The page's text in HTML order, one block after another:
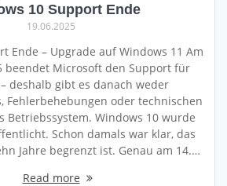
10 Support Ende
19.06.2025
Ende – Upgrade auf Windows 11 Am
beendet Microsoft den Support für
deshalb gibt es danach weder
Fehlerbehebungen oder technischen
Betriebssystem. Windows 10 wurde
Schon damals war klar, das
Jahre begrenzt ist. Genau am 14.…
Read more